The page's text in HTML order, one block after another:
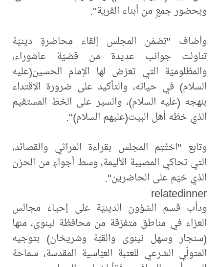
وبحضور جمعٍ من أبناء القرية".
وأضاف "تضمّن المجلس إلقاء محاضرةٍ دينيّة
تناولت جوانب عديدة من قضيّة عاشوراء،
والمظلوميّة التي تعرّض لها الإمام الحسين(عليه
السلام) في حياته، والتأكيد على ضرورة الاقتداء
بنهجه (عليه السلام)، والسير على الخطّ المستقيم
الذي خطّه أهل البيت(عليهم السلام)".
وتابع "اختُتِم المجلس بقراءة المراثي والقصائد،
التي تحاكي المصيبة الأليمة، وسط أجواءٍ من الحزن
الذي خيّم على الحاضرين".
relatedinner
ودأب قسم الشؤون الدينيّة على إحياء مجالس
العزاء في مناطق متفرّقة من محافظة نينوى، منها
(سنجار وسهل نينوى والقبّة وشريخان) بتوجيه
المتولّي الشرعي للعتبة العبّاسية المقدسة، سماحة